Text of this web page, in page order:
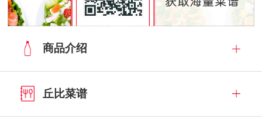
商品介绍
丘比菜谱